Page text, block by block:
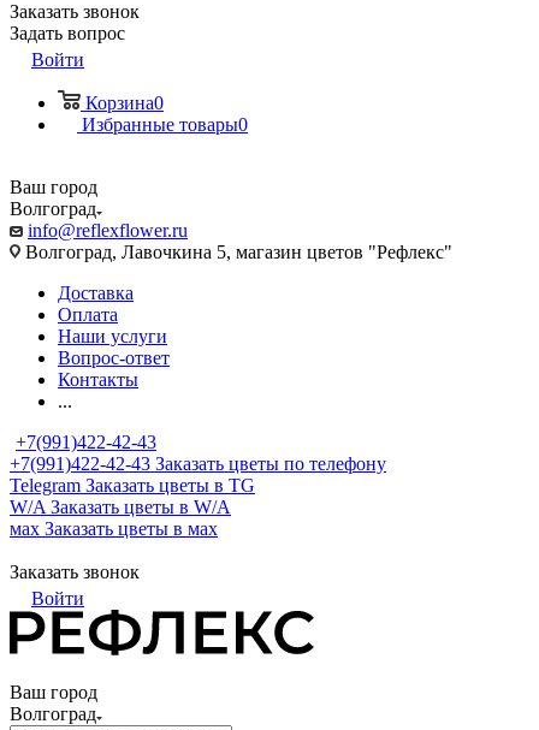
Заказать звонок
Задать вопрос
Войти
Корзина0
Избранные товары0
Ваш город
Волгоград
info@reflexflower.ru
Волгоград, Лавочкина 5, магазин цветов "Рефлекс"
Доставка
Оплата
Наши услуги
Вопрос-ответ
Контакты
...
+7(991)422-42-43
+7(991)422-42-43 Заказать цветы по телефону
Telegram Заказать цветы в TG
W/A Заказать цветы в W/A
мах Заказать цветы в мах
Заказать звонок
Войти
Ваш город
Волгоград